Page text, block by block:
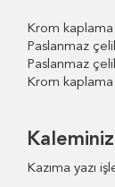
Krom
Paslanmaz
Paslanmaz
Krom
Kazıma yazı